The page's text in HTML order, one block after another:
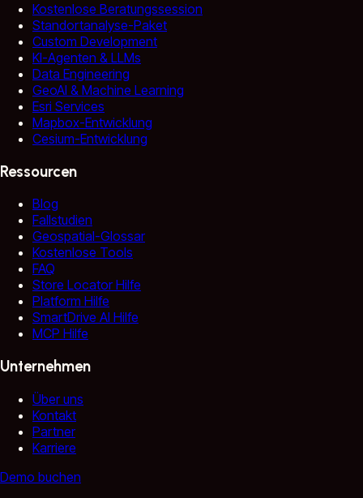
Kostenlose Beratungssession
Standortanalyse-Paket
Custom Development
KI-Agenten & LLMs
Data Engineering
GeoAI & Machine Learning
Esri Services
Mapbox-Entwicklung
Cesium-Entwicklung
Ressourcen
Blog
Fallstudien
Geospatial-Glossar
Kostenlose Tools
FAQ
Store Locator Hilfe
Platform Hilfe
SmartDrive AI Hilfe
MCP Hilfe
Unternehmen
Über uns
Kontakt
Partner
Karriere
Demo buchen